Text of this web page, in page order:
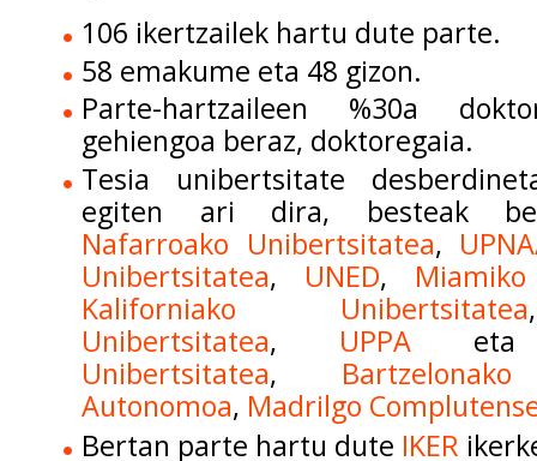
106 ikertzailek hartu dute parte.
58 emakume eta 48 gizon.
Parte-hartzaileen %30a
gehiengoa beraz, doktoregaia.
Tesia unibertsitate
egiten ari dira, besteak
Nafarroako Unibertsitatea,
Unibertsitatea, UNED,
Kaliforniako Unibertsitatea
Unibertsitatea, UPPA
Unibertsitatea,
Autonomoa, Madrilgo
Bertan parte hartu dute IKER